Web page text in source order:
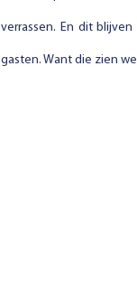
verrassen. En dit
gasten. Want die zien